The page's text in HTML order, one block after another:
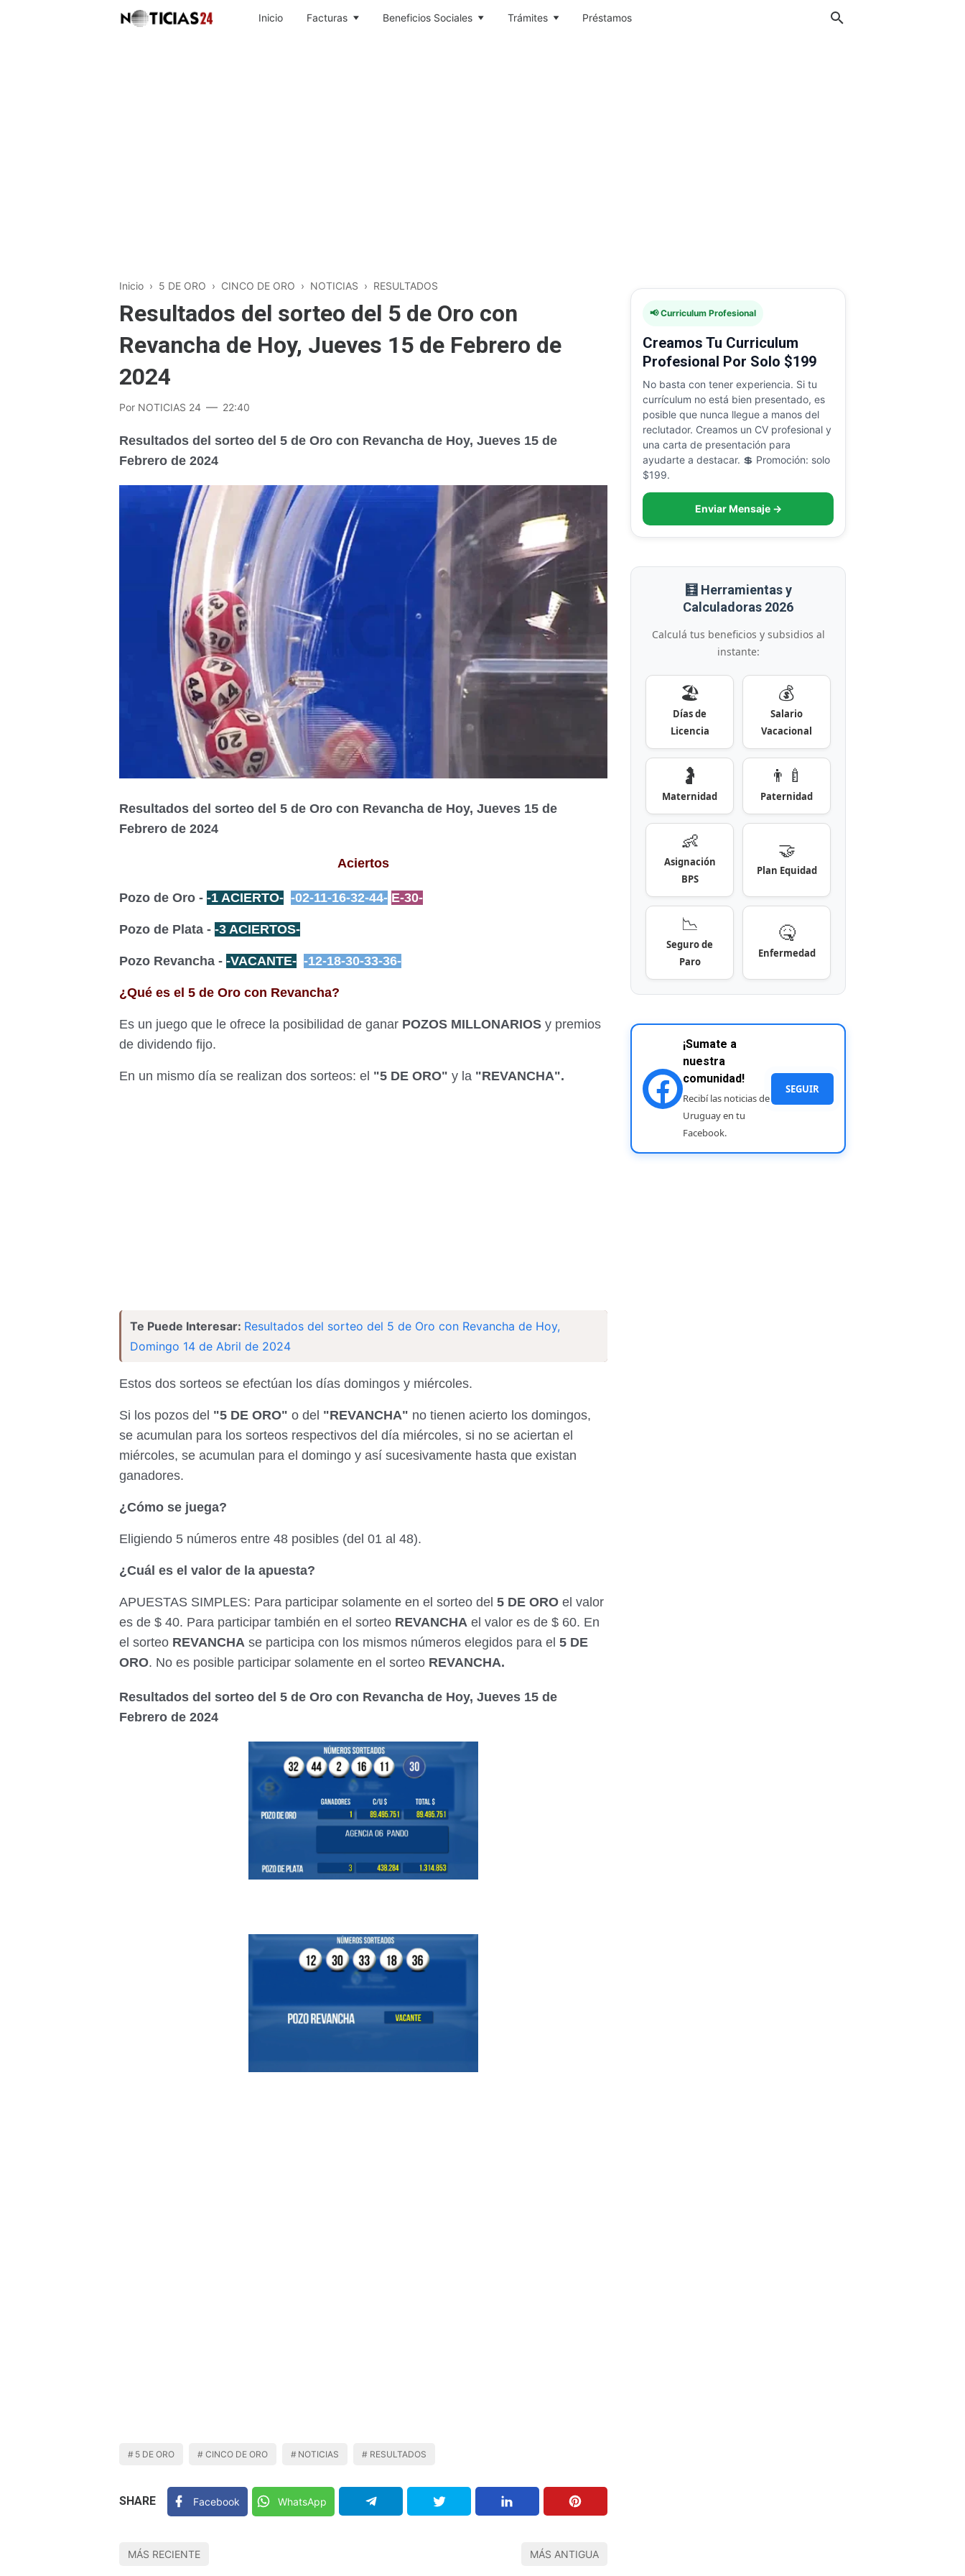
Inicio Facturas Beneficios Sociales Trámites Préstamos
Inicio › 5 DE ORO › CINCO DE ORO › NOTICIAS › RESULTADOS
Resultados del sorteo del 5 de Oro con
Revancha de Hoy, Jueves 15 de Febrero de
2024
Por NOTICIAS 24 22:40
Resultados del sorteo del 5 de Oro con Revancha de Hoy, Jueves 15 de
Febrero de 2024
Resultados del sorteo del 5 de Oro con Revancha de Hoy, Jueves 15 de
Febrero de 2024
Aciertos
Pozo de Oro - -1 ACIERTO- -02-11-16-32-44- E-30-
Pozo de Plata - -3 ACIERTOS-
Pozo Revancha - -VACANTE- -12-18-30-33-36-
¿Qué es el 5 de Oro con Revancha?
Es un juego que le ofrece la posibilidad de ganar POZOS MILLONARIOS y premios
de dividendo fijo.
En un mismo día se realizan dos sorteos: el "5 DE ORO" y la "REVANCHA".
Te Puede Interesar: Resultados del sorteo del 5 de Oro con Revancha de Hoy,
Domingo 14 de Abril de 2024
Estos dos sorteos se efectúan los días domingos y miércoles.
Si los pozos del "5 DE ORO" o del "REVANCHA" no tienen acierto los domingos,
se acumulan para los sorteos respectivos del día miércoles, si no se aciertan el
miércoles, se acumulan para el domingo y así sucesivamente hasta que existan
ganadores.
¿Cómo se juega?
Eligiendo 5 números entre 48 posibles (del 01 al 48).
¿Cuál es el valor de la apuesta?
APUESTAS SIMPLES: Para participar solamente en el sorteo del 5 DE ORO el valor
es de $ 40. Para participar también en el sorteo REVANCHA el valor es de $ 60. En
el sorteo REVANCHA se participa con los mismos números elegidos para el 5 DE
ORO. No es posible participar solamente en el sorteo REVANCHA.
Resultados del sorteo del 5 de Oro con Revancha de Hoy, Jueves 15 de
Febrero de 2024
5 DE ORO CINCO DE ORO NOTICIAS RESULTADOS
SHARE Facebook WhatsApp
MÁS RECIENTE MÁS ANTIGUA
📢 Curriculum Profesional
Creamos Tu Curriculum
Profesional Por Solo $199
No basta con tener experiencia. Si tu
currículum no está bien presentado, es
posible que nunca llegue a manos del
reclutador. Creamos un CV profesional y
una carta de presentación para
ayudarte a destacar. 💲 Promoción: solo
$199.
Enviar Mensaje →
🧮 Herramientas y
Calculadoras 2026
Calculá tus beneficios y subsidios al
instante:
🏖️
Días de
Licencia
💰
Salario
Vacacional
🤰
Maternidad
👨‍🍼
Paternidad
👶
Asignación
BPS
🤝
Plan Equidad
📉
Seguro de
Paro
🤒
Enfermedad
¡Sumate a
nuestra
comunidad!
Recibí las noticias de
Uruguay en tu
Facebook.
SEGUIR